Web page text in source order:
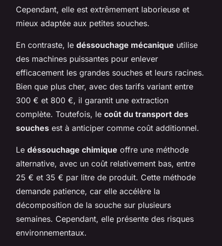
Cependant, elle est extrêmement laborieuse et
mieux adaptée aux petites souches.
En contraste, le déssouchage mécanique utilise
des machines puissantes pour enlever
efficacement les grandes souches et leurs racines.
Bien que plus cher, avec des tarifs variant entre
300 € et 800 €, il garantit une extraction
complète. Toutefois, le coût du transport des
souches est à anticiper comme coût additionnel.
Le déssouchage chimique offre une méthode
alternative, avec un coût relativement bas, entre
25 € et 35 € par litre de produit. Cette méthode
demande patience, car elle accélère la
décomposition de la souche sur plusieurs
semaines. Cependant, elle présente des risques
environnementaux.